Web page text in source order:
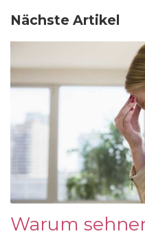
Nächste Artikel
Warum